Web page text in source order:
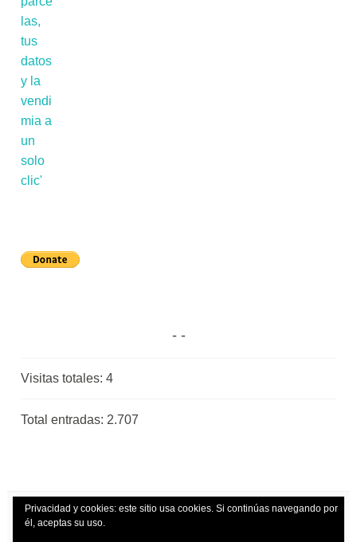
Visitas totales:4
Total entradas: 2.707
Privacidad y cookies: este sitio usa cookies. Si continúas navegando por
él, aceptas su uso.